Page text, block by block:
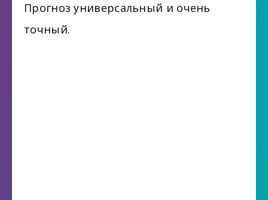
Прогноз универсальный и очень
точный.